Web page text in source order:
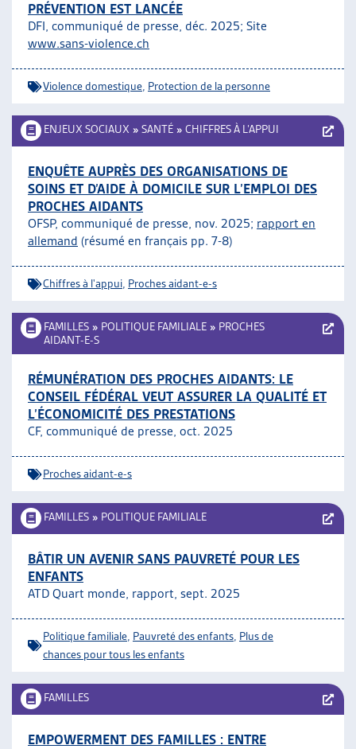
PRÉVENTION EST LANCÉE
DFI, communiqué de presse, déc. 2025; Site
www.sans-violence.ch
Violence domestique Protection de la personne
ENJEUX SOCIAUX » SANTÉ » CHIFFRES À L’APPUI
ENQUÊTE AUPRÈS DES ORGANISATIONS DE
SOINS ET D’AIDE À DOMICILE SUR L’EMPLOI DES
PROCHES AIDANTS
OFSP, communiqué de presse, nov. 2025; rapport en
allemand (résumé en français pp. 7-8)
Chiffres à l'appui Proches aidant-e-s
FAMILLES » POLITIQUE FAMILIALE » PROCHES
AIDANT-E-S
RÉMUNÉRATION DES PROCHES AIDANTS: LE
CONSEIL FÉDÉRAL VEUT ASSURER LA QUALITÉ ET
L’ÉCONOMICITÉ DES PRESTATIONS
CF, communiqué de presse, oct. 2025
Proches aidant-e-s
FAMILLES » POLITIQUE FAMILIALE
BÂTIR UN AVENIR SANS PAUVRETÉ POUR LES
ENFANTS
ATD Quart monde, rapport, sept. 2025
Politique familiale Pauvreté des enfants Plus de
chances pour tous les enfants
FAMILLES
EMPOWERMENT DES FAMILLES : ENTRE